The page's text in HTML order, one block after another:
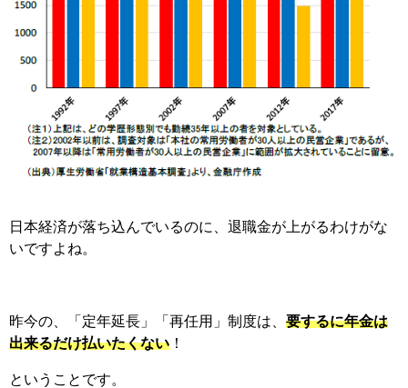
日本経済が落ち込んでいるのに、退職金が上がるわけがな
いですよね。
昨今の、「定年延長」「再任用」制度は、 要するに年金は
出来るだけ払いたくない ！
ということです。